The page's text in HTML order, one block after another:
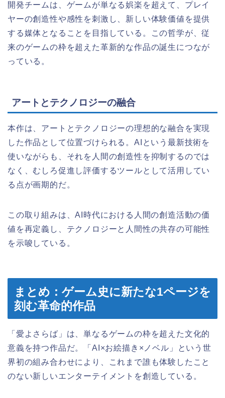
開発チームは、ゲームが単なる娯楽を超えて、プレイ
ヤーの創造性や感性を刺激し、新しい体験価値を提供
する媒体となることを目指している。この哲学が、従
来のゲームの枠を超えた革新的な作品の誕生につなが
っている。
アートとテクノロジーの融合
本作は、アートとテクノロジーの理想的な融合を実現
した作品として位置づけられる。AIという最新技術を
使いながらも、それを人間の創造性を抑制するのでは
なく、むしろ促進し評価するツールとして活用してい
る点が画期的だ。
この取り組みは、AI時代における人間の創造活動の価
値を再定義し、テクノロジーと人間性の共存の可能性
を示唆している。
まとめ：ゲーム史に新たな1ページを
刻む革命的作品
「愛よさらば」は、単なるゲームの枠を超えた文化的
意義を持つ作品だ。「AI×お絵描き×ノベル」という世
界初の組み合わせにより、これまで誰も体験したこと
のない新しいエンターテイメントを創造している。